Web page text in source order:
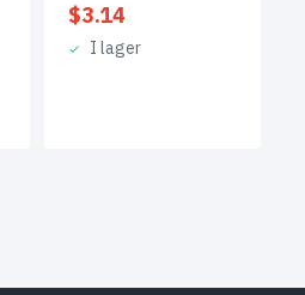
$3.14
I lager